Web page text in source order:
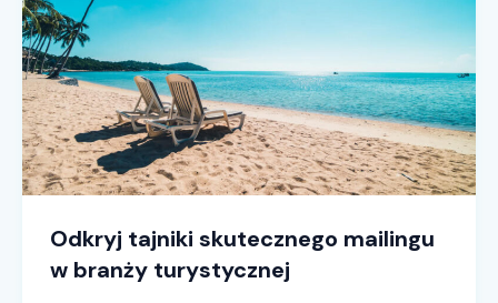
Odkryj tajniki skutecznego mailingu
w branży turystycznej